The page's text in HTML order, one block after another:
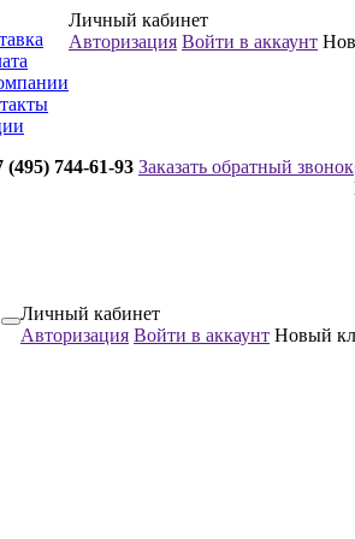
Личный кабинет
Авторизация Войти в аккаунт
(495) 744-61-93 Заказать обратный звонок
Личный кабинет
Авторизация Войти в аккаунт Новый